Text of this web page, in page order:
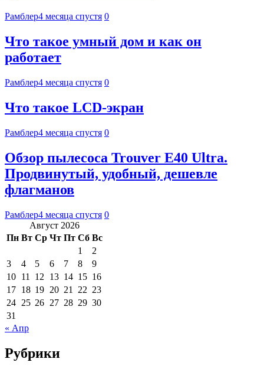
Рамблер4 месяца спустя 0
Что такое умный дом и как он
работает
Рамблер4 месяца спустя 0
Что такое LCD-экран
Рамблер4 месяца спустя 0
Обзор пылесоса Trouver E40 Ultra.
Продвинутый, удобный, дешевле
флагманов
Рамблер4 месяца спустя 0
Август 2026
Пн Вт Ср Чт Пт Сб Вс
1
2
3
4 5 6 7 8
9
10 11 12 13 14 15 16
17 18 19 20 21 22 23
24 25 26 27 28 29 30
31
« Апр
Рубрики